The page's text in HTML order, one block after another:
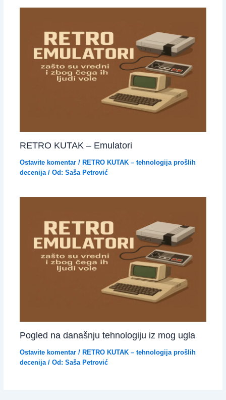
RETRO KUTAK – Emulatori
Ostavite komentar / RETRO KUTAK – tehnologija prošlih
decenija/ Od: Saša Petrović
Pogled na današnju tehnologiju iz mog ugla
Ostavite komentar / RETRO KUTAK – tehnologija prošlih
decenija/ Od: Saša Petrović